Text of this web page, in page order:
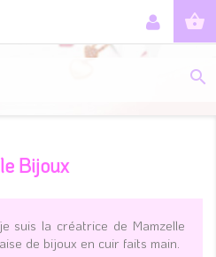
shopping_basket

Bijoux
suis la créatrice de Mamzelle
de bijoux en cuir faits main.